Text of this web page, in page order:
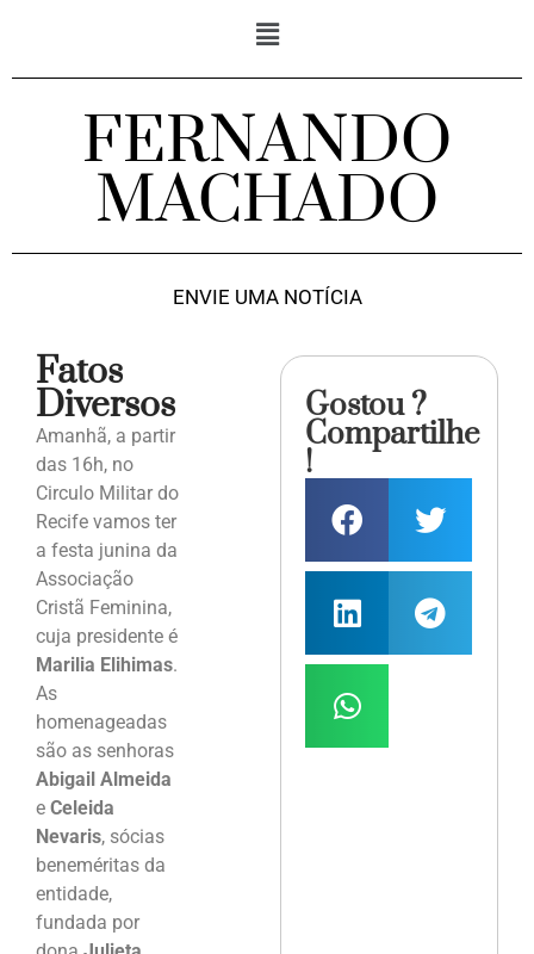
FERNANDO
MACHADO
ENVIE UMA NOTÍCIA
Fatos
Diversos
Amanhã, a partir
das 16h, no
Circulo Militar do
Recife vamos ter
a festa junina da
Associação
Cristã Feminina,
cuja presidente é
Marilia Elihimas.
As
homenageadas
são as senhoras
Abigail Almeida
e Celeida
Nevaris, sócias
beneméritas da
entidade,
fundada por
Gostou ?
Compartilhe
!